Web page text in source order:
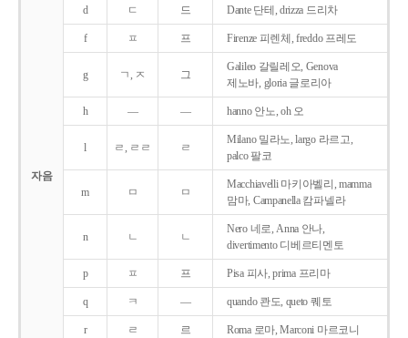
자음
d ㄷ 드 Dante 단테, drizza 드리차
f ㅍ 프 Firenze 피렌체, freddo 프레도
g ㄱ, ㅈ 그
Galileo 갈릴레오, Genova
제노바, gloria 글로리아
h ― ― hanno 안노, oh 오
l ㄹ, ㄹㄹ ㄹ
Milano 밀라노, largo 라르고,
palco 팔코
m ㅁ ㅁ
Macchiavelli 마키아벨리, mamma
맘마, Campanella 캄파넬라
n ㄴ ㄴ
Nero 네로, Anna 안나,
divertimento 디베르티멘토
p ㅍ 프 Pisa 피사, prima 프리마
q ㅋ ― quando 콴도, queto 퀘토
r ㄹ 르 Roma 로마, Marconi 마르코니